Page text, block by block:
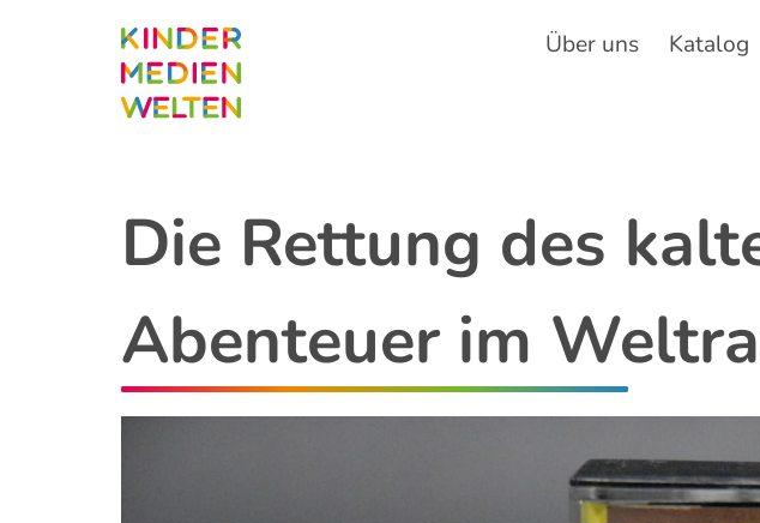
Über uns Katalog
Die Rettung des
Abenteuer im